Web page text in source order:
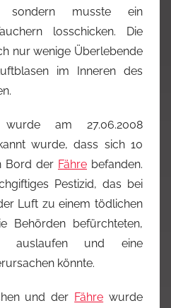
sondern musste ein
losschicken. Die
nur wenige Überlebende
im Inneren des
wurde am 27.06.2008
wurde, dass sich 10
Bord der Fähre befanden.
Pestizid, das bei
Luft zu einem tödlichen
Behörden befürchteten,
auslaufen und eine
könnte.
und der Fähre wurde